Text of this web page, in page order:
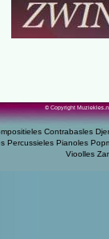
© Copyright
Contrabasles
Percussieles Pianoles
Vioolles